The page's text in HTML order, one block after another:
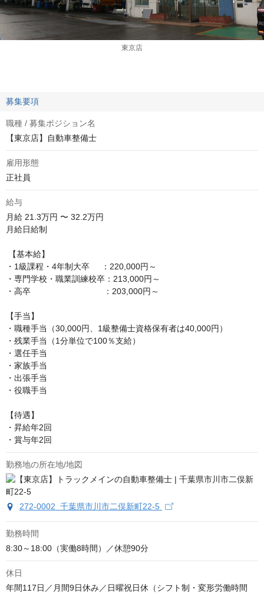
東京店
募集要項
職種 / 募集ポジション名
【東京店】自動車整備士
雇用形態
正社員
給与
月給 21.3万円 〜 32.2万円
月給日給制
・1級課程・4年制大卒     ：220,000円～
・専門学校・職業訓練校卒：213,000円～
・高卒　　　　　　　　   ：203,000円～
【手当】
・職種手当（30,000円、1級整備士資格保有者は40,000円）
・残業手当（1分単位で100％支給）
・選任手当
・家族手当
・出張手当
・役職手当
【待遇】
・昇給年2回
・賞与年2回
勤務地の所在地/地図
272-0002 千葉県市川市二俣新町22-5
勤務時間
8:30～18:00（実働8時間）／休憩90分
休日
年間117日／月間9日休み／日曜祝日休（シフト制・変形労働時間